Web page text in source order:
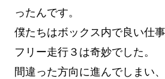
ったんです。
僕たちはボックス内で良い仕事
フリー走行３は奇妙でした。
間違った方向に進んでしまい